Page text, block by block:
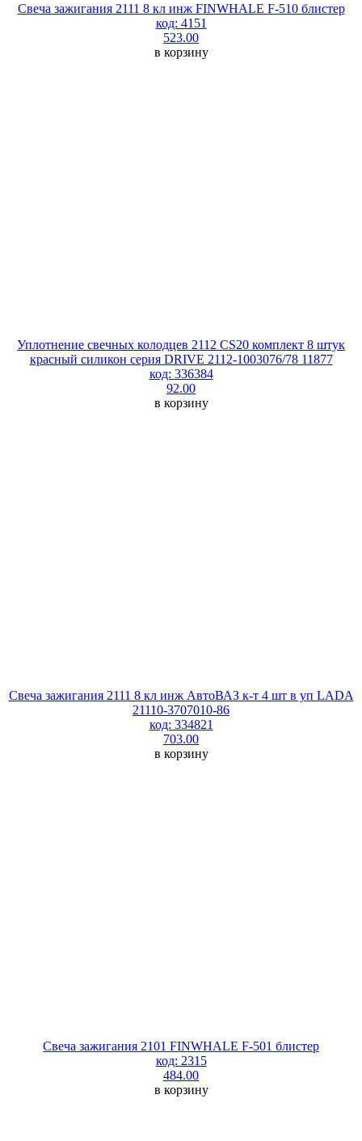
Свеча зажигания 2111 8 кл инж FINWHALE F-510 блистер
код: 4151
523.00
в корзину
Уплотнение свечных колодцев 2112 CS20 комплект 8 штук
красный силикон серия DRIVE 2112-1003076/78 11877
код: 336384
92.00
в корзину
Свеча зажигания 2111 8 кл инж АвтоВАЗ к-т 4 шт в уп LADA
21110-3707010-86
код: 334821
703.00
в корзину
Свеча зажигания 2101 FINWHALE F-501 блистер
код: 2315
484.00
в корзину